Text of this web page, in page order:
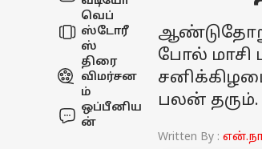
வெப்
ஸ்டோரீ
ஸ்
திரை
விமர்சன
ம்
ஒப்பீனிய
ன்
போல் மாசி
பலன் தரும்.
Written By :